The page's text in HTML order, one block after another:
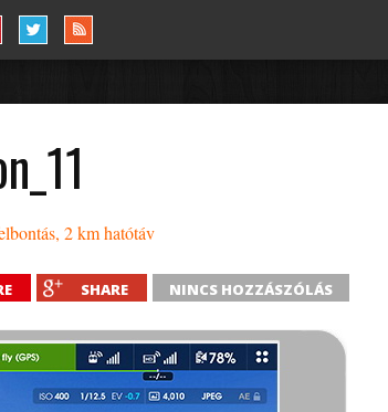
2 km hatótáv
SHARE NINCS HOZZÁSZÓLÁS